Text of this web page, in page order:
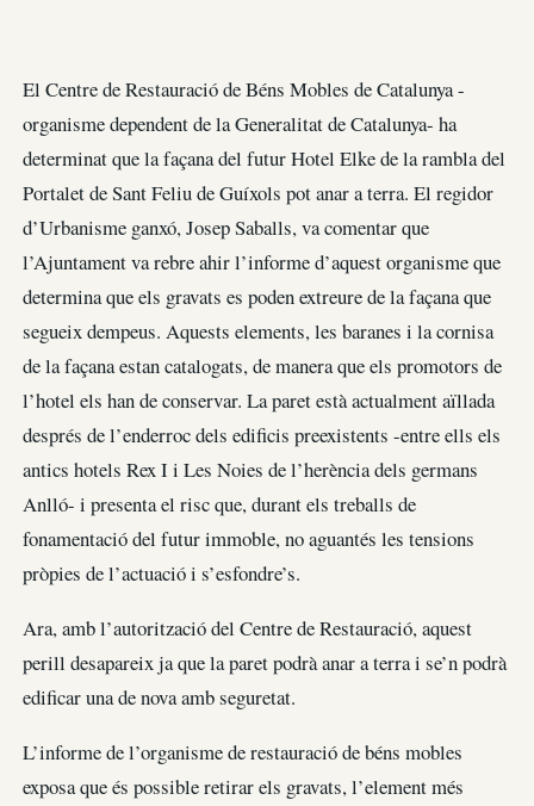
El Centre de Restauració de Béns Mobles de Catalunya -
organisme dependent de la Generalitat de Catalunya- ha
determinat que la façana del futur Hotel Elke de la rambla del
Portalet de Sant Feliu de Guíxols pot anar a terra. El regidor
d’Urbanisme ganxó, Josep Saballs, va comentar que
l’Ajuntament va rebre ahir l’informe d’aquest organisme que
determina que els gravats es poden extreure de la façana que
segueix dempeus. Aquests elements, les baranes i la cornisa
de la façana estan catalogats, de manera que els promotors de
l’hotel els han de conservar. La paret està actualment aïllada
després de l’enderroc dels edificis preexistents -entre ells els
antics hotels Rex I i Les Noies de l’herència dels germans
Anlló- i presenta el risc que, durant els treballs de
fonamentació del futur immoble, no aguantés les tensions
pròpies de l’actuació i s’esfondre’s.
Ara, amb l’autorització del Centre de Restauració, aquest
perill desapareix ja que la paret podrà anar a terra i se’n podrà
edificar una de nova amb seguretat.
L’informe de l’organisme de restauració de béns mobles
exposa que és possible retirar els gravats, l’element més